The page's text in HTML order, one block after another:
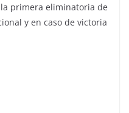
primera eliminatoria de
y en caso de victoria